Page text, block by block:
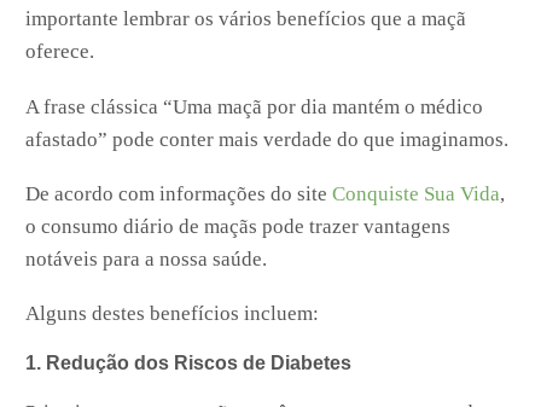
importante lembrar os vários benefícios que a maçã
oferece.
A frase clássica “Uma maçã por dia mantém o médico
afastado” pode conter mais verdade do que imaginamos.
De acordo com informações do siteConquiste Sua Vida,
o consumo diário de maçãs pode trazer vantagens
notáveis para a nossa saúde.
Alguns destes benefícios incluem:
1. Redução dos Riscos de Diabetes